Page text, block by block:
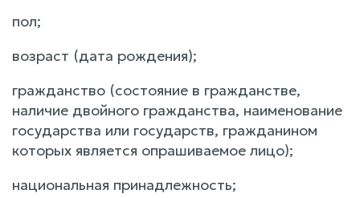
пол;
возраст (дата рождения);
гражданство (состояние в гражданстве,
наличие двойного гражданства, наименование
государства или государств, гражданином
которых является опрашиваемое лицо);
национальная принадлежность;